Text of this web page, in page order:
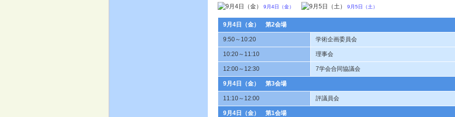
9月4日（金） 9月5日（土）
9月4日（金） 第2会場
9:50～10:20 学術企画委員会
10:20～11:10 理事会
12:00～12:30 7学会合同協議会
9月4日（金） 第3会場
11:10～12:00 評議員会
9月4日（金） 第1会場